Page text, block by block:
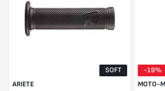
SOFT
ARIETE
-19%
MOTO-